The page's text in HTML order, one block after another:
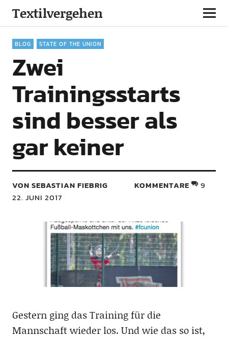
Textilvergehen
BLOG STATE OF THE UNION
Zwei
Trainingsstarts
sind besser als
gar keiner
VON SEBASTIAN FIEBRIG
22. JUNI 2017
KOMMENTARE 9
Gestern ging das Training für die
Mannschaft wieder los. Und wie das so ist,